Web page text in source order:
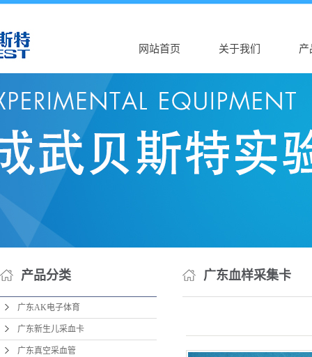
网站首页 关于我们
公司介绍
AK（中国）
产
广东
广
广东
产品分类
广东AK电子体育
广东新生儿采血卡
广东真空采血管
广东血样采集卡